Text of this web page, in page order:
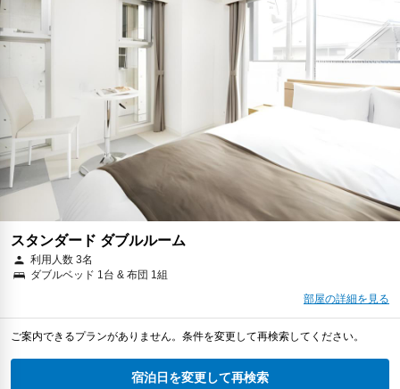
スタンダード ダブルルーム
利用人数 3名
ダブルベッド 1台 & 布団 1組
部屋の詳細を見る
ご案内できるプランがありません。条件を変更して再検索してください。
宿泊日を変更して再検索